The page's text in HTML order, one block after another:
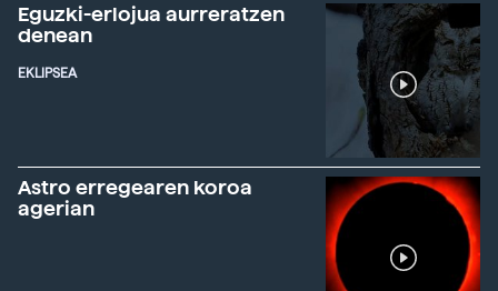
Eguzki-erlojua aurreratzen
denean
EKLIPSEA
Astro erregearen koroa
agerian